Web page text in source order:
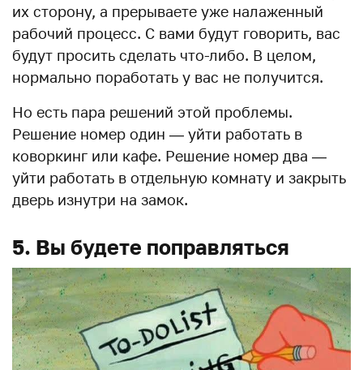
их сторону, а прерываете уже налаженный
рабочий процесс. С вами будут говорить, вас
будут просить сделать что-либо. В целом,
нормально поработать у вас не получится.
Но есть пара решений этой проблемы.
Решение номер один — уйти работать в
коворкинг или кафе. Решение номер два —
уйти работать в отдельную комнату и закрыть
дверь изнутри на замок.
5. Вы будете поправляться